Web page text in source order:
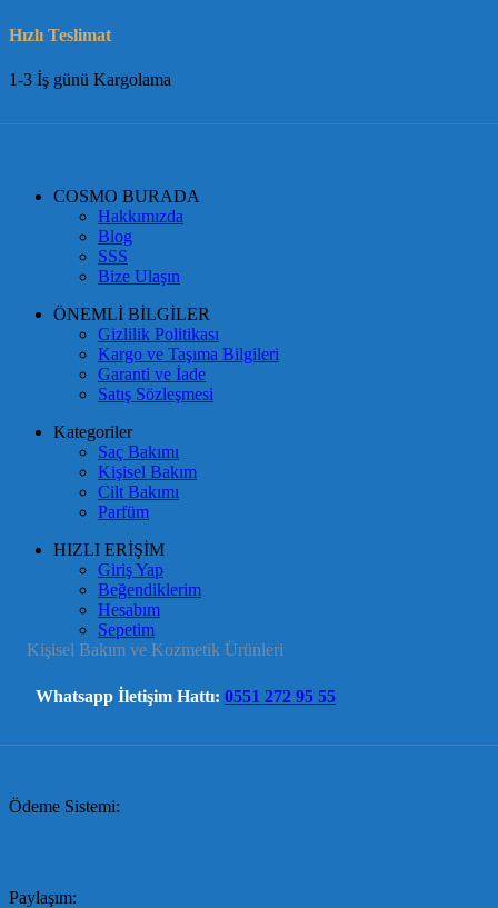
Hızlı Teslimat
1-3 İş günü Kargolama
COSMO BURADA
Hakkımızda
Blog
SSS
Bize Ulaşın
ÖNEMLİ BİLGİLER
Gizlilik Politikası
Kargo ve Taşıma Bilgileri
Garanti ve İade
Satış Sözleşmesi
Kategoriler
Saç Bakımı
Kişisel Bakım
Cilt Bakımı
Parfüm
HIZLI ERİŞİM
Giriş Yap
Beğendiklerim
Hesabım
Sepetim
Kişisel Bakım ve Kozmetik Ürünleri
Whatsapp İletişim Hattı: 0551 272 95 55
Ödeme Sistemi:
Paylaşım: